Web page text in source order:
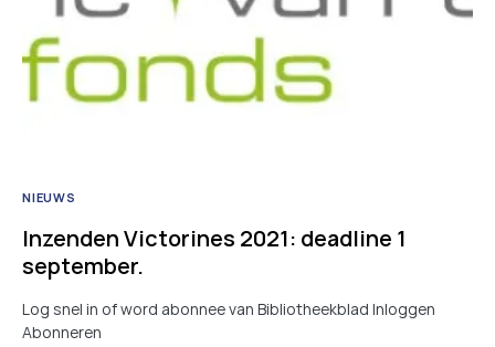
NIEUWS
Inzenden Victorines 2021: deadline 1
september.
Log snel in of word abonnee van Bibliotheekblad Inloggen
Abonneren